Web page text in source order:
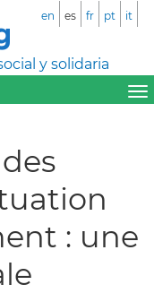
y solidaria
en es fr pt it
: une